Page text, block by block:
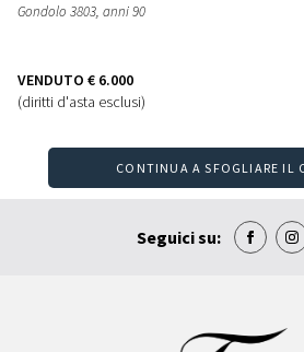
Gondolo 3803, anni 90
VENDUTO € 6.000
(diritti d'asta esclusi)
CONTINUA A SFOGLIARE IL
Seguici su: